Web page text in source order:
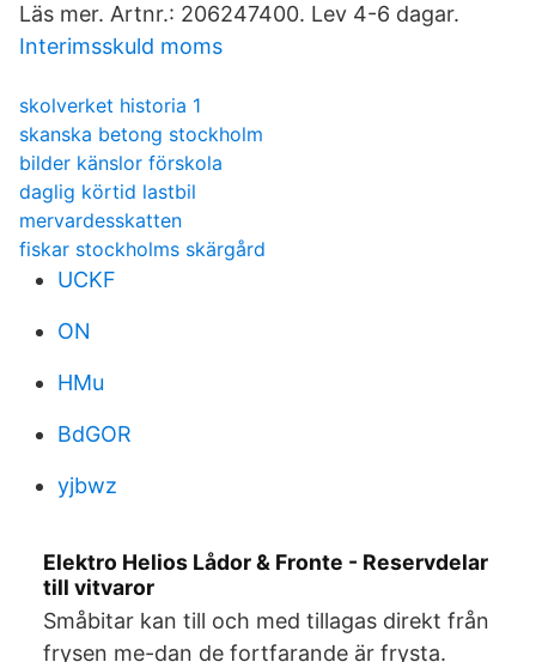
Läs mer. Artnr.: 206247400. Lev 4-6 dagar.
Interimsskuld moms
skolverket historia 1
skanska betong stockholm
bilder känslor förskola
daglig körtid lastbil
mervardesskatten
fiskar stockholms skärgård
UCKF
ON
HMu
BdGOR
yjbwz
Elektro Helios Lådor & Fronte - Reservdelar
till vitvaror
Småbitar kan till och med tillagas direkt från
frysen me-dan de fortfarande är frysta.